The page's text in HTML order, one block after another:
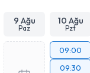
9 Ağu
Paz
10 Ağu
Pzt
09:00
09:30